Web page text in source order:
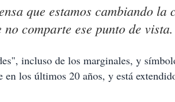
que estamos cambiando
no comparte ese punto de vista.
incluso de los marginales, y
en los últimos 20 años, y está